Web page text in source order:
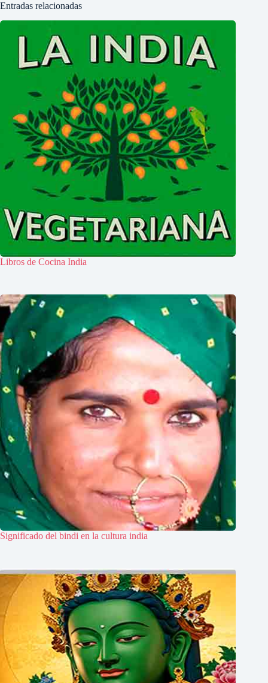
Entradas relacionadas
Libros de Cocina India
Significado del bindi en la cultura india